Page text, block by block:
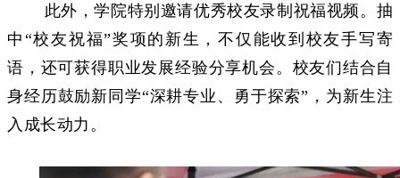
此外，学院特别邀请优秀校友录制祝福视频。抽
中 “校友祝福”奖项的新生，不仅能收到校友手写寄
语，还可获得职业发展经验分享机会。校友们结合自
身经历鼓励新同学“深耕专业、勇于探索”，为新生注
入成长动力。